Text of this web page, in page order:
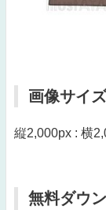
画像サイズ
縦2,000px : 横
無料ダウ